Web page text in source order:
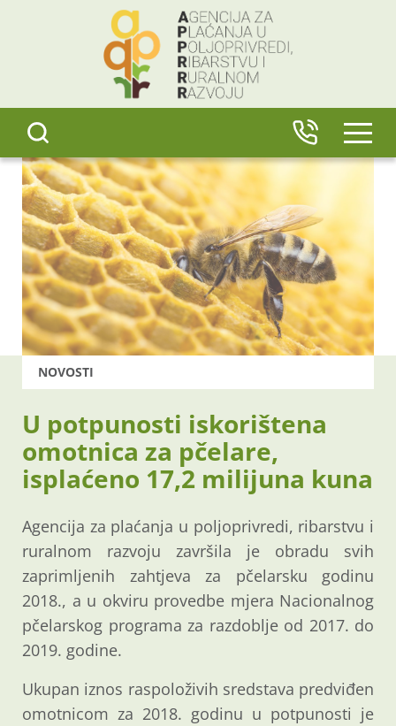
NOVOSTI
U potpunosti iskorištena
omotnica za pčelare,
isplaćeno 17,2 milijuna kuna
Agencija za plaćanja u poljoprivredi, ribarstvu i
ruralnom razvoju završila je obradu svih
zaprimljenih zahtjeva za pčelarsku godinu
2018., a u okviru provedbe mjera Nacionalnog
pčelarskog programa za razdoblje od 2017. do
2019. godine.
Ukupan iznos raspoloživih sredstava predviđen
omotnicom za 2018. godinu u potpunosti je